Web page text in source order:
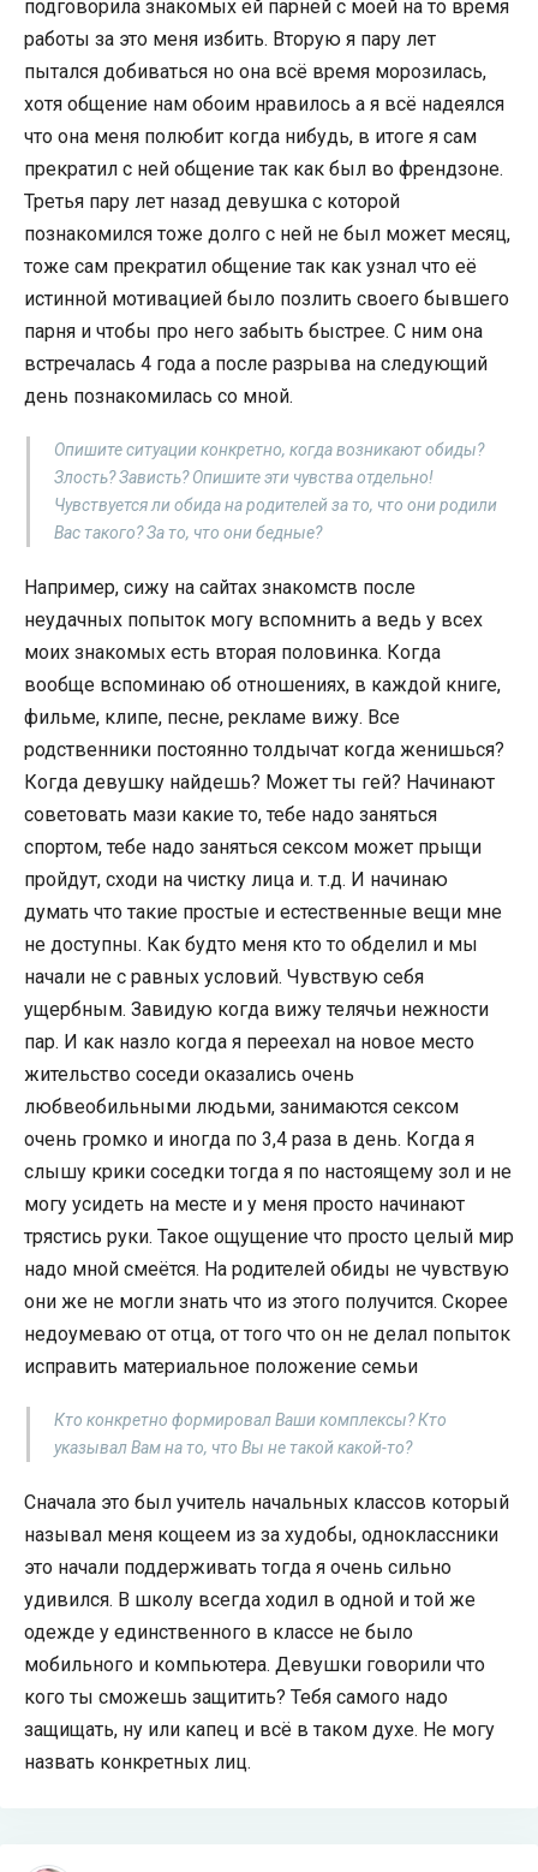
подговорила знакомых ей парней с моей на то время
работы за это меня избить. Вторую я пару лет
пытался добиваться но она всё время морозилась,
хотя общение нам обоим нравилось а я всё надеялся
что она меня полюбит когда нибудь, в итоге я сам
прекратил с ней общение так как был во френдзоне.
Третья пару лет назад девушка с которой
познакомился тоже долго с ней не был может месяц,
тоже сам прекратил общение так как узнал что её
истинной мотивацией было позлить своего бывшего
парня и чтобы про него забыть быстрее. С ним она
встречалась 4 года а после разрыва на следующий
день познакомилась со мной.
Опишите ситуации конкретно, когда возникают обиды?
Злость? Зависть? Опишите эти чувства отдельно!
Чувствуется ли обида на родителей за то, что они родили
Вас такого? За то, что они бедные?
Например, сижу на сайтах знакомств после
неудачных попыток могу вспомнить а ведь у всех
моих знакомых есть вторая половинка. Когда
вообще вспоминаю об отношениях, в каждой книге,
фильме, клипе, песне, рекламе вижу. Все
родственники постоянно толдычат когда женишься?
Когда девушку найдешь? Может ты гей? Начинают
советовать мази какие то, тебе надо заняться
спортом, тебе надо заняться сексом может прыщи
пройдут, сходи на чистку лица и. т.д. И начинаю
думать что такие простые и естественные вещи мне
не доступны. Как будто меня кто то обделил и мы
начали не с равных условий. Чувствую себя
ущербным. Завидую когда вижу телячьи нежности
пар. И как назло когда я переехал на новое место
жительство соседи оказались очень
любвеобильными людьми, занимаются сексом
очень громко и иногда по 3,4 раза в день. Когда я
слышу крики соседки тогда я по настоящему зол и не
могу усидеть на месте и у меня просто начинают
трястись руки. Такое ощущение что просто целый мир
надо мной смеётся. На родителей обиды не чувствую
они же не могли знать что из этого получится. Скорее
недоумеваю от отца, от того что он не делал попыток
исправить материальное положение семьи
Кто конкретно формировал Ваши комплексы? Кто
указывал Вам на то, что Вы не такой какой-то?
Сначала это был учитель начальных классов который
называл меня кощеем из за худобы, одноклассники
это начали поддерживать тогда я очень сильно
удивился. В школу всегда ходил в одной и той же
одежде у единственного в классе не было
мобильного и компьютера. Девушки говорили что
кого ты сможешь защитить? Тебя самого надо
защищать, ну или капец и всё в таком духе. Не могу
назвать конкретных лиц.